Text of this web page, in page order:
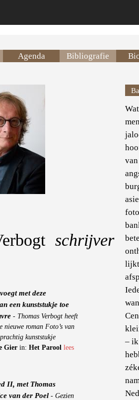
Agenda Bibliografie
schrijver
met deze
een kunststukje toe
- Thomas Verbogt heeft
nieuwe roman Foto’s van
kunststukje
Gier in: Het Parool lees
II, met Thomas
van der Poel - Gezien
lijkt
–